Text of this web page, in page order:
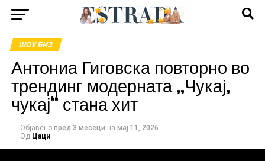
ШОУ БИЗ
Антониа Гиговска повторно во
трендинг модерната „Чукај,
чукај“ стана хит
Објавено пред 3 месеци на мај 11, 2026
Од Цаци